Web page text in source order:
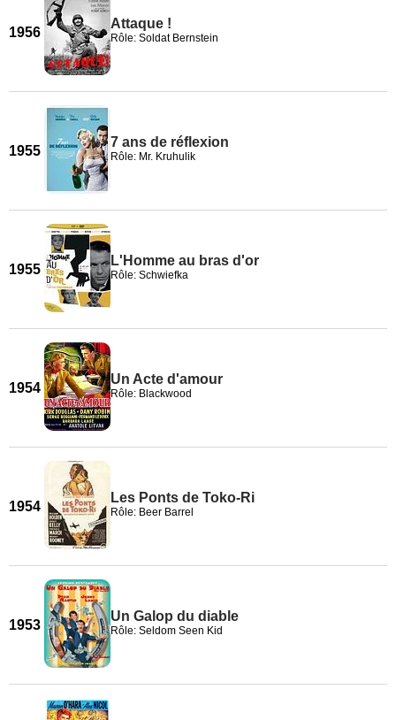
1956
Attaque !
Rôle: Soldat Bernstein
1955
7 ans de réflexion
Rôle: Mr. Kruhulik
1955
L'Homme au bras d'or
Rôle: Schwiefka
1954
Un Acte d'amour
Rôle: Blackwood
1954
Les Ponts de Toko-Ri
Rôle: Beer Barrel
1953
Un Galop du diable
Rôle: Seldom Seen Kid